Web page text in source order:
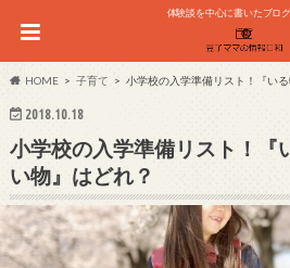
体験談を中心に書いたブログ
HOME 子育て 小学校の入学準備リスト！『い
2018.10.18
小学校の入学準備リスト！『
い物』はどれ？